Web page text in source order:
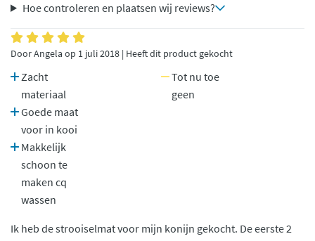
Hoe controleren en plaatsen wij reviews?
Door Angela op 1 juli 2018 | Heeft dit product gekocht
Zacht
materiaal
Goede maat
voor in kooi
Makkelijk
schoon te
maken cq
wassen
Tot nu toe
geen
Ik heb de strooiselmat voor mijn konijn gekocht. De eerste 2